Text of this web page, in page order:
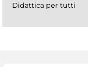
Didattica per tutti